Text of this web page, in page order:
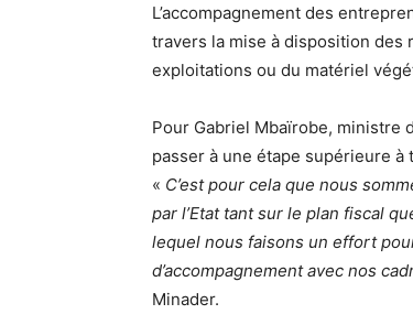
L’accompagnement des
travers la mise à disposition
exploitations ou du matériel
Pour Gabriel Mbaïrobe, ministre
passer à une étape supérieure
« C’est pour cela que nous
par l’Etat tant sur le plan fiscal
lequel nous faisons un effort
d’accompagnement avec nos
Minader.